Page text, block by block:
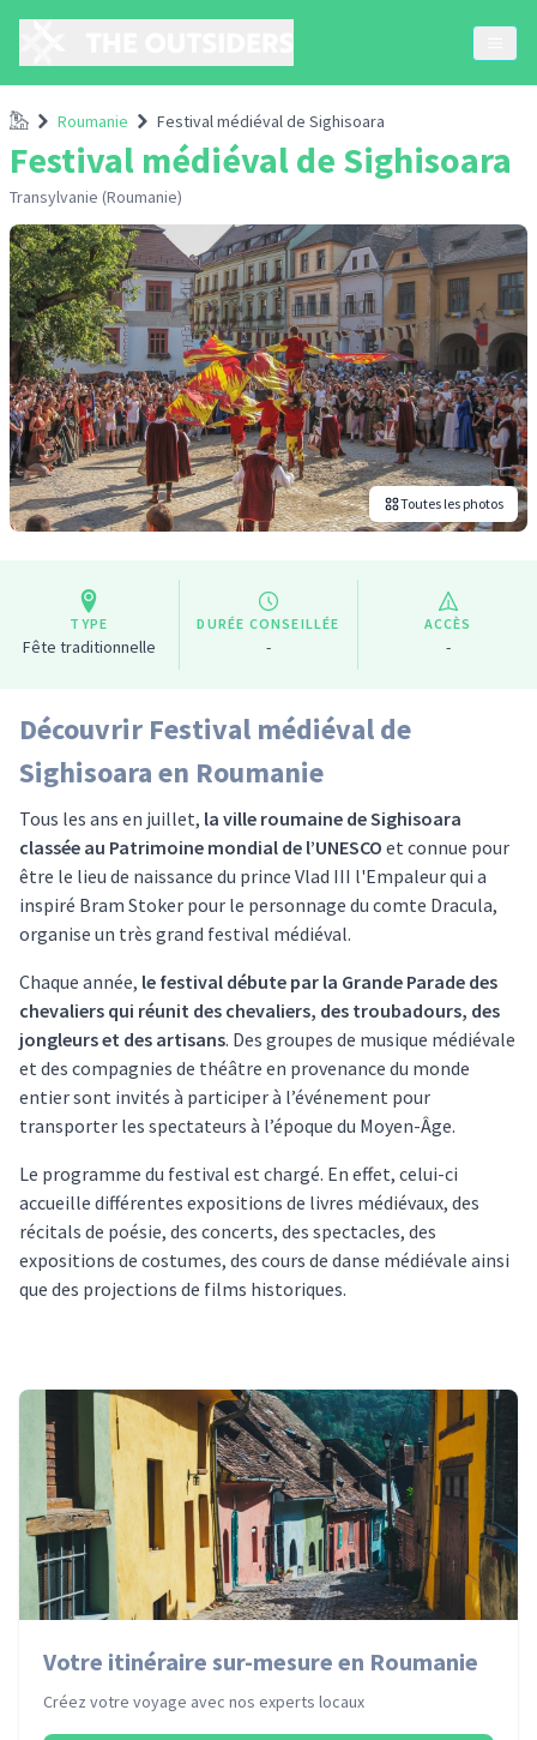
AccueilRoumanie Festival médiéval de Sighisoara
Festival médiéval de Sighisoara
Transylvanie (Roumanie)
Toutes les photos
TYPE
Fête traditionnelle
DURÉE CONSEILLÉE
-
ACCÈS
-
Découvrir Festival médiéval de
Sighisoara en Roumanie
Tous les ans en juillet, la ville roumaine de Sighisoara
classée au Patrimoine mondial de l’UNESCO et connue pour
être le lieu de naissance du prince Vlad III l'Empaleur qui a
inspiré Bram Stoker pour le personnage du comte Dracula,
organise un très grand festival médiéval.
Chaque année, le festival débute par la Grande Parade des
chevaliers qui réunit des chevaliers, des troubadours, des
jongleurs et des artisans. Des groupes de musique médiévale
et des compagnies de théâtre en provenance du monde
entier sont invités à participer à l’événement pour
transporter les spectateurs à l’époque du Moyen-Âge.
Le programme du festival est chargé. En effet, celui-ci
accueille différentes expositions de livres médiévaux, des
récitals de poésie, des concerts, des spectacles, des
expositions de costumes, des cours de danse médiévale ainsi
que des projections de films historiques.
Votre itinéraire sur-mesure en Roumanie
Créez votre voyage avec nos experts locaux